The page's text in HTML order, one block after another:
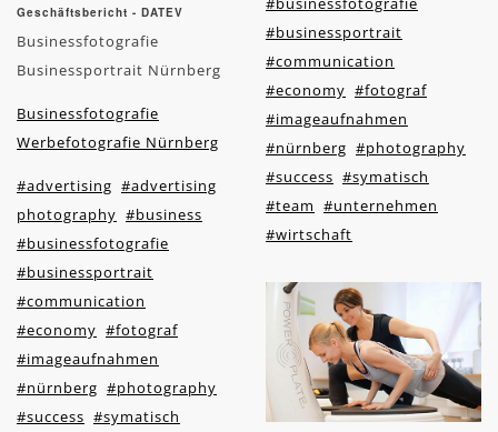
Geschäftsbericht - DATEV
Businessfotografie
Businessportrait Nürnberg
Businessfotografie
Werbefotografie Nürnberg
#advertising #advertising
photography #business
#businessfotografie
#businessportrait
#communication
#economy #fotograf
#imageaufnahmen
#nürnberg #photography
#success #symatisch
#businessportrait
#communication
#economy #fotograf
#imageaufnahmen
#nürnberg #photography
#success #symatisch
#team #unternehmen
#wirtschaft